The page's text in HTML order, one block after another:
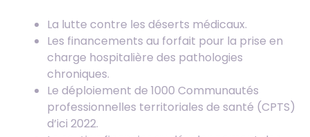
La lutte contre les déserts médicaux.
Les financements au forfait pour la prise en
charge hospitalière des pathologies
chroniques.
Le déploiement de 1000 Communautés
professionnelles territoriales de santé (CPTS)
d’ici 2022.